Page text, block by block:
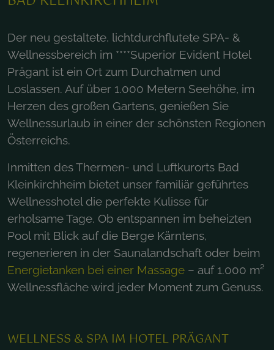
Der neu gestaltete, lichtdurchflutete SPA- &
Wellnessbereich im ****Superior Evident Hotel
Prägant ist ein Ort zum Durchatmen und
Loslassen. Auf über 1.000 Metern Seehöhe, im
Herzen des großen Gartens, genießen Sie
Wellnessurlaub in einer der schönsten Regionen
Österreichs.
Inmitten des Thermen- und Luftkurorts Bad
Kleinkirchheim bietet unser familiär geführtes
Wellnesshotel die perfekte Kulisse für
erholsame Tage. Ob entspannen im beheizten
Pool mit Blick auf die Berge Kärntens,
regenerieren in der Saunalandschaft oder beim
Energietanken bei einer Massage – auf 1.000 m²
Wellnessfläche wird jeder Moment zum Genuss.
WELLNESS & SPA IM HOTEL PRÄGANT